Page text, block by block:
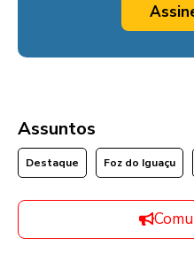
Assuntos
Destaque Foz do Iguaçu